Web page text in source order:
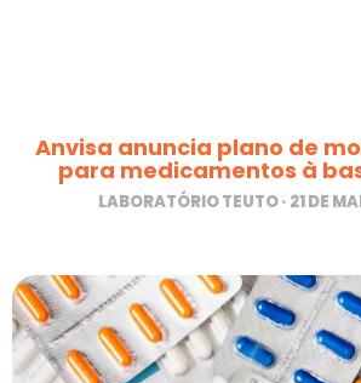
Anvisa anuncia plano de
para medicamentos à
LABORATÓRIO TEUTO 21 DE